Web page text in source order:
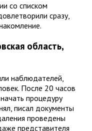
со списком
сразу,
область,
наблюдателей,
После 20 часов
процедуру
писал документы
проведены
представителя